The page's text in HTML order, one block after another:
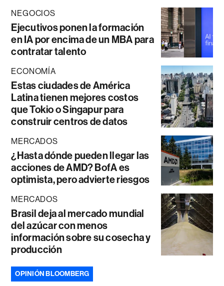
NEGOCIOS
Ejecutivos ponen la formación
en IA por encima de un MBA para
contratar talento
ECONOMÍA
Estas ciudades de América
Latina tienen mejores costos
que Tokio o Singapur para
construir centros de datos
MERCADOS
¿Hasta dónde pueden llegar las
acciones de AMD? BofA es
optimista, pero advierte riesgos
MERCADOS
Brasil deja al mercado mundial
del azúcar con menos
información sobre su cosecha y
producción
OPINIÓN BLOOMBERG